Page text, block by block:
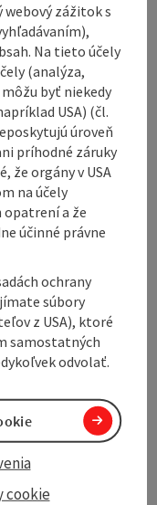
Tannenweg
road towards
follow this road
trail
forest into the
(item 87) is a
of Sulzberg.
left to the
there follow the
zážitok s
Na tieto účely
(analýza,
byť niekedy
USA) (čl.
úroveň
príhodné záruky
že orgány v USA
na účely
a že
účinné právne
ochrany
súbory
z USA), ktoré
samostatných
odvolať.
cookie